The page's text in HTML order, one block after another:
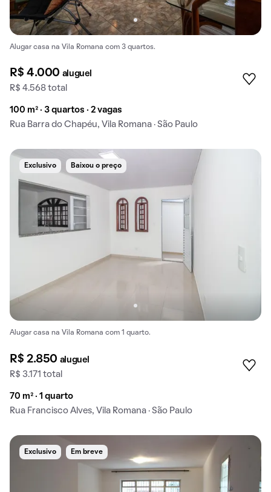
Alugar casa na Vila Romana com 3 quartos.
R$ 4.000 aluguel
R$ 4.568 total
100 m² · 3 quartos · 2 vagas
Rua Barra do Chapéu, Vila Romana · São Paulo
Exclusivo Baixou o preço
Alugar casa na Vila Romana com 1 quarto.
R$ 2.850 aluguel
R$ 3.171 total
70 m² · 1 quarto
Rua Francisco Alves, Vila Romana · São Paulo
Exclusivo Em breve